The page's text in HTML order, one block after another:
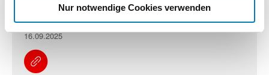
Nur notwendige Cookies verwenden
Deutscher Apothekertag 2025
16.09.2025